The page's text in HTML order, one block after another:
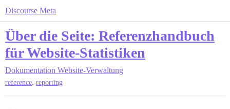
Discourse Meta
Über die Seite: Referenzhandbuch
für Website-Statistiken
Dokumentation Website-Verwaltung
reference, reporting